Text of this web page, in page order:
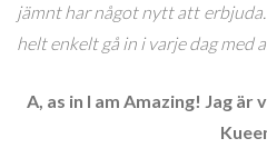
jämnt har något nytt att
helt enkelt gå in i varje dag med
A, as in I am Amazing! Jag är